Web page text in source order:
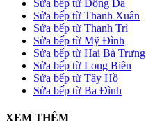
Sửa bếp từ Đống Đa
Sửa bếp từ Thanh Xuân
Sửa bếp từ Thanh Trì
Sửa bếp từ Mỹ Đình
Sửa bếp từ Hai Bà Trưng
Sửa bếp từ Long Biên
Sửa bếp từ Tây Hồ
Sửa bếp từ Ba Đình
XEM THÊM